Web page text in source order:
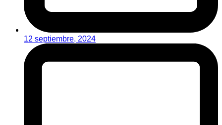
12 septiembre, 2024